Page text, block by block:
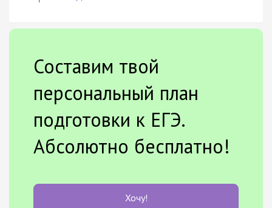
Составим твой
персональный план
подготовки к ЕГЭ.
Абсолютно бесплатно!
Хочу!